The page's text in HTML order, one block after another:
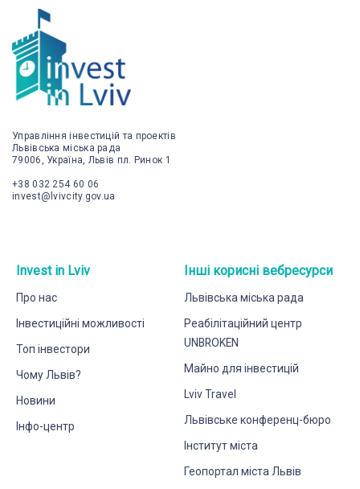
Управління інвестицій та проектів
Львівська міська рада
79006, Україна, Львів пл. Ринок 1
+38 032 254 60 06
invest@lvivcity.gov.ua
Invest in Lviv
Про нас
Інвестиційні можливості
Топ інвестори
Чому Львів?
Новини
Інфо-центр
Інші корисні вебресурси
Львівська міська рада
Реабілітаційний центр
UNBROKEN
Майно для інвестицій
Lviv Travel
Львівське конференц-бюро
Інститут міста
Геопортал міста Львів